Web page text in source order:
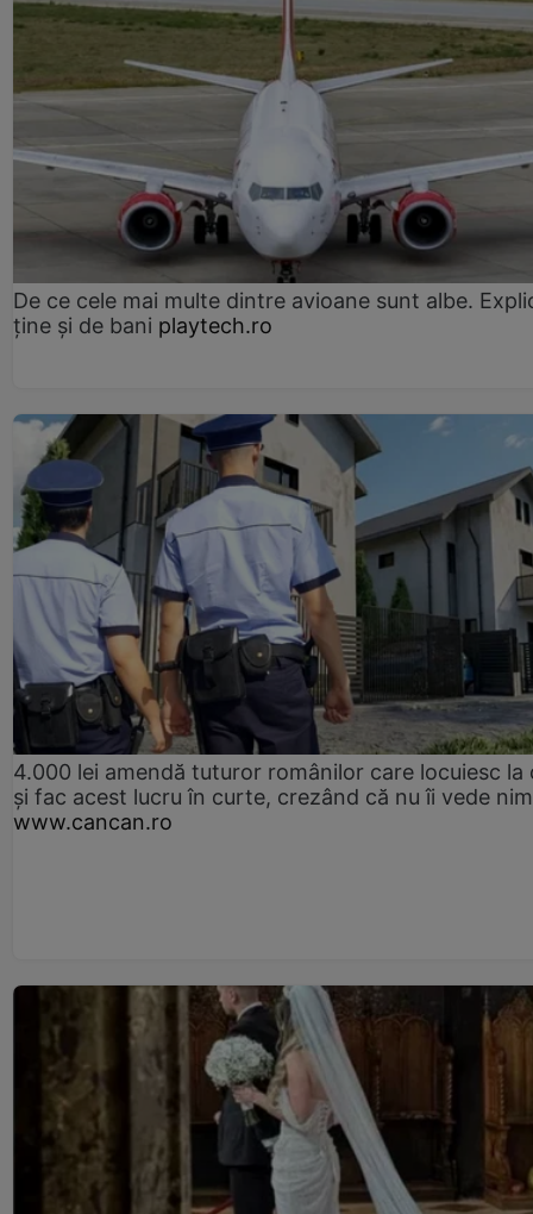
De ce cele mai multe dintre avioane sunt albe.
ține și de bani playtech.ro
4.000 lei amendă tuturor românilor care locuiesc la
și fac acest lucru în curte, crezând că nu îi vede
www.cancan.ro